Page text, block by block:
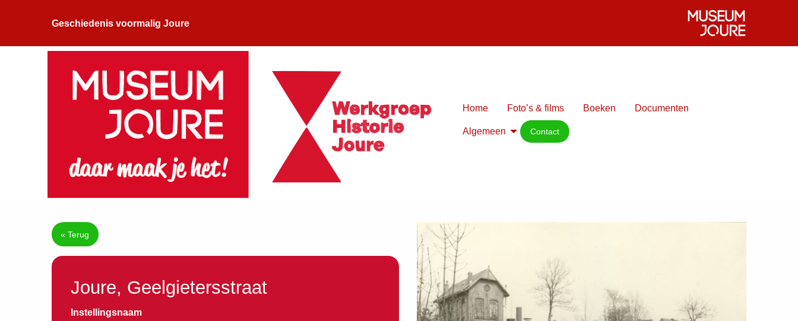
Geschiedenis voormalig Joure
Home Foto’s & films Boeken Documenten
Algemeen Contact
« Terug
Joure, Geelgietersstraat
Instellingsnaam